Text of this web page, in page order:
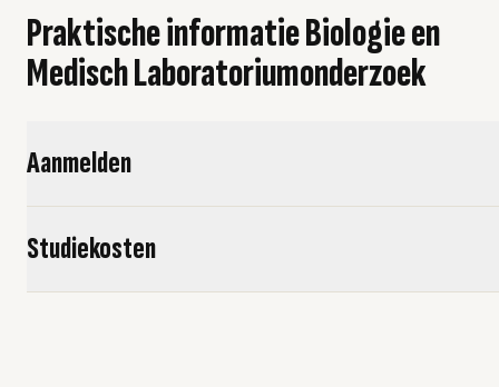
Praktische informatie Biologie en
Medisch Laboratoriumonderzoek
Aanmelden
Studiekosten